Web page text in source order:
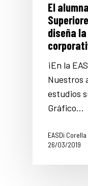
El
diseña
¡En la
Nuestros
estudios
Gráfico…
EASDi Corella
26/03/2019